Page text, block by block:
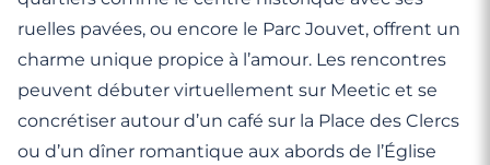
ruelles pavées, ou encore le Parc Jouvet, offrent un
charme unique propice à l’amour. Les rencontres
peuvent débuter virtuellement sur Meetic et se
concrétiser autour d’un café sur la Place des Clercs
ou d’un dîner romantique aux abords de l’Église